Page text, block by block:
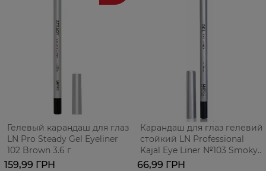
Гелевый карандаш для глаз
LN Pro Steady Gel Eyeliner
102 Brown 3.6 г
159,99 ГРН
Карандаш для глаз гелевий
стойкий LN Professional
Kajal Eye Liner №103 Smoky
1,7 г
66,99 ГРН